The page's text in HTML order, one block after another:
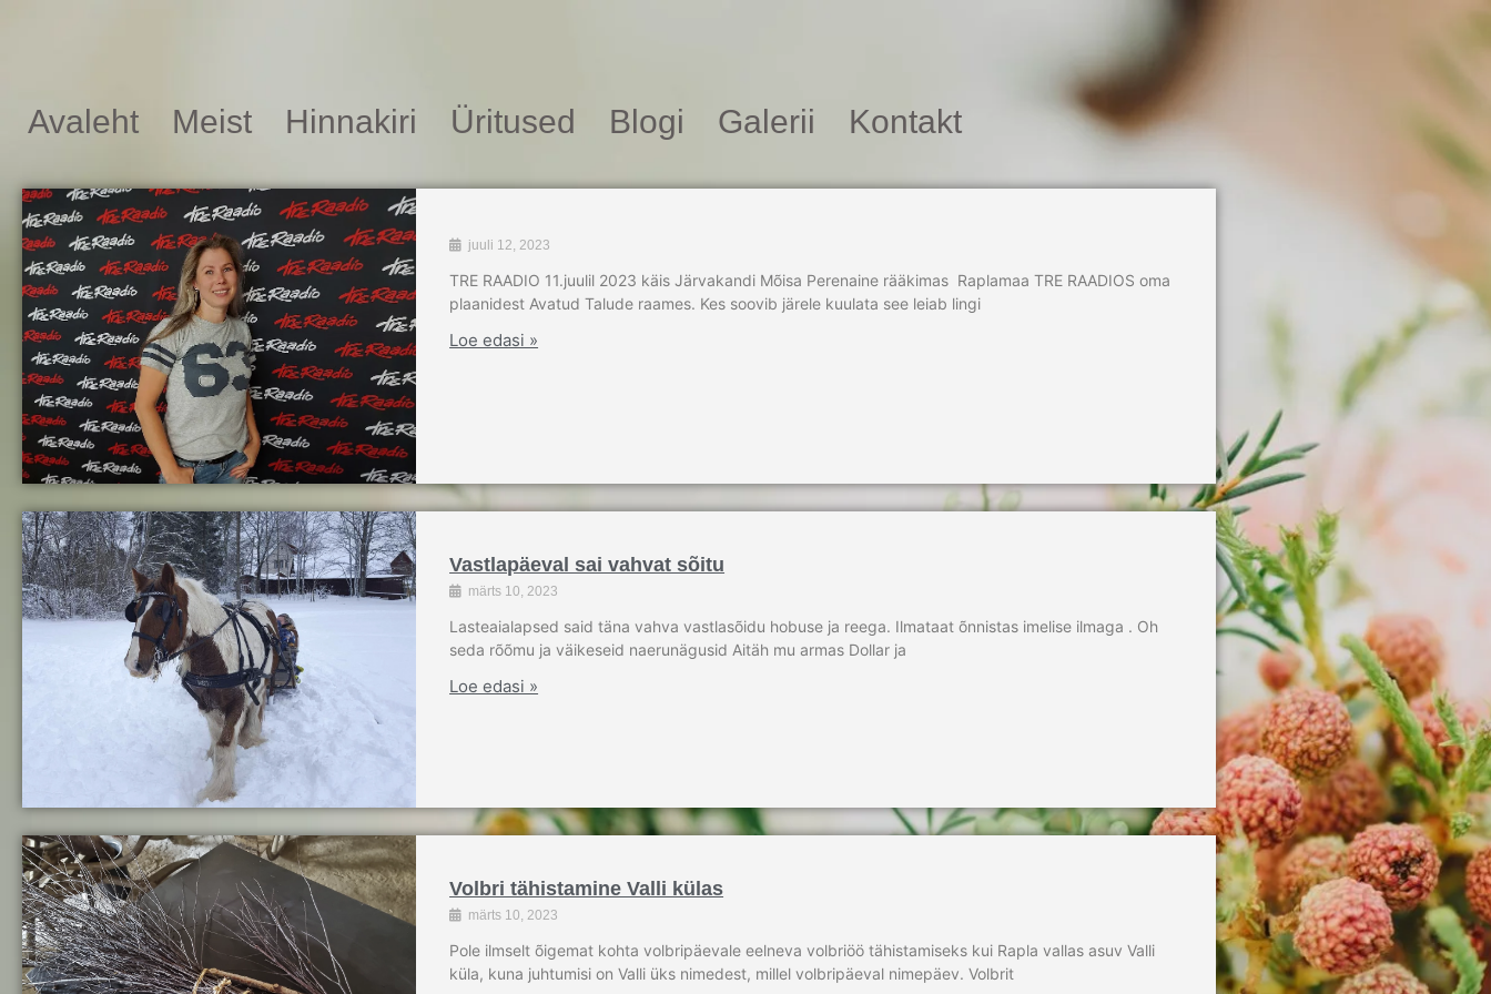
Avaleht Meist Hinnakiri Üritused Blogi Galerii Kontakt
juuli 12, 2023
TRE RAADIO 11.juulil 2023 käis Järvakandi Mõisa Perenaine rääkimas Raplamaa TRE RAADIOS oma
plaanidest Avatud Talude raames. Kes soovib järele kuulata see leiab lingi
Loe edasi »
Vastlapäeval sai vahvat sõitu
märts 10, 2023
Lasteaialapsed said täna vahva vastlasõidu hobuse ja reega. Ilmataat õnnistas imelise ilmaga . Oh
seda rõõmu ja väikeseid naerunägusid Aitäh mu armas Dollar ja
Loe edasi »
Volbri tähistamine Valli külas
märts 10, 2023
Pole ilmselt õigemat kohta volbripäevale eelneva volbriöö tähistamiseks kui Rapla vallas asuv Valli
küla, kuna juhtumisi on Valli üks nimedest, millel volbripäeval nimepäev. Volbrit